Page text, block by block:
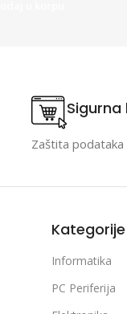
Sigurna
Zaštita
Kategorije
Informatika
PC Periferija